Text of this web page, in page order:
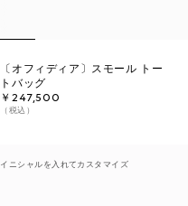
〔オフィディア〕スモール トー
トバッグ
￥247,500
（税込）
イニシャルを入れてカスタマイズ